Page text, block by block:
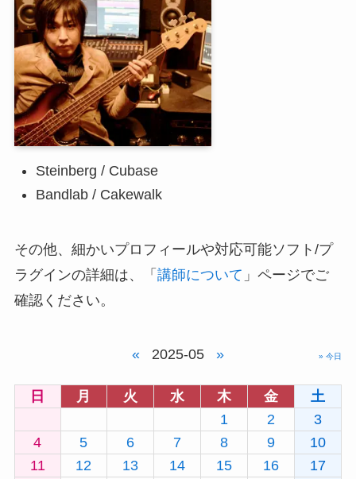
Steinberg / Cubase
Bandlab / Cakewalk
その他、細かいプロフィールや対応可能ソフト/プ
ラグインの詳細は、「 講師について 」ページでご
確認ください。
« 2025-05 » » 今日
日 月 火 水 木 金
土
1
2
3
4
5 6 7 8 9
10
11
12 13 14 15 16
17